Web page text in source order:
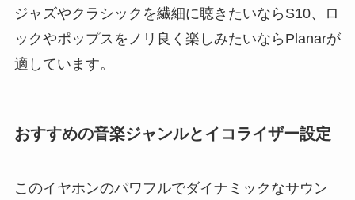
ジャズやクラシックを繊細に聴きたいならS10、ロ
ックやポップスをノリ良く楽しみたいならPlanarが
適しています。
おすすめの音楽ジャンルとイコライザー設定
このイヤホンのパワフルでダイナミックなサウン